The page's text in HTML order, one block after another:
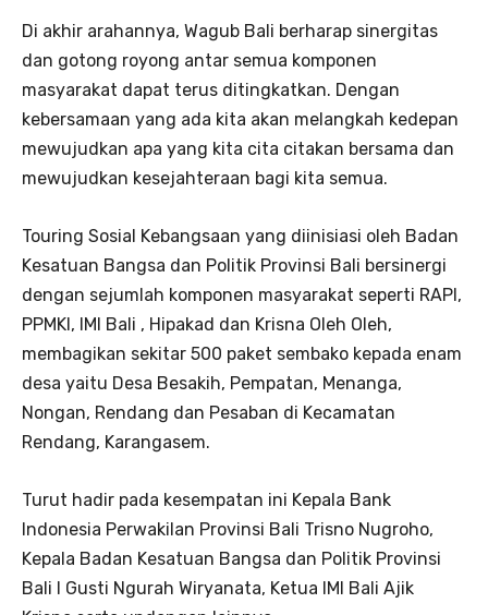
Di akhir arahannya, Wagub Bali berharap sinergitas
dan gotong royong antar semua komponen
masyarakat dapat terus ditingkatkan. Dengan
kebersamaan yang ada kita akan melangkah kedepan
mewujudkan apa yang kita cita citakan bersama dan
mewujudkan kesejahteraan bagi kita semua.
Touring Sosial Kebangsaan yang diinisiasi oleh Badan
Kesatuan Bangsa dan Politik Provinsi Bali bersinergi
dengan sejumlah komponen masyarakat seperti RAPI,
PPMKI, IMI Bali , Hipakad dan Krisna Oleh Oleh,
membagikan sekitar 500 paket sembako kepada enam
desa yaitu Desa Besakih, Pempatan, Menanga,
Nongan, Rendang dan Pesaban di Kecamatan
Rendang, Karangasem.
Turut hadir pada kesempatan ini Kepala Bank
Indonesia Perwakilan Provinsi Bali Trisno Nugroho,
Kepala Badan Kesatuan Bangsa dan Politik Provinsi
Bali I Gusti Ngurah Wiryanata, Ketua IMI Bali Ajik